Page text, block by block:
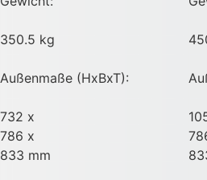
350.5 kg
Außenmaße (HxBxT):
732 x
786 x
833 mm